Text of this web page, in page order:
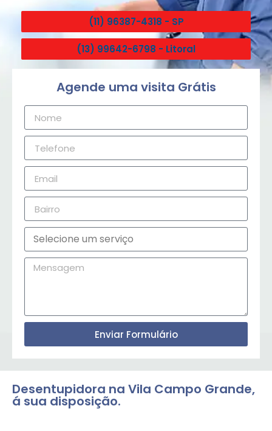
(11) 96387-4318 - SP
(13) 99642-6798 - Litoral
Agende uma visita Grátis
Enviar Formulário
Desentupidora na Vila Campo Grande,
á sua disposição.